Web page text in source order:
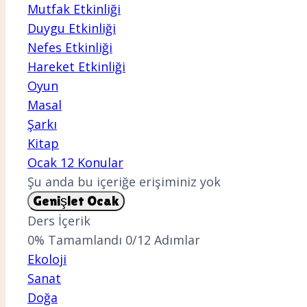
Mutfak Etkinliği
Duygu Etkinliği
Nefes Etkinliği
Hareket Etkinliği
Oyun
Masal
Şarkı
Kitap
Ocak 12 Konular
Şu anda bu içeriğe erişiminiz yok
Genişlet Ocak
Ders İçerik
0% Tamamlandı 0/12 Adımlar
Ekoloji
Sanat
Doğa